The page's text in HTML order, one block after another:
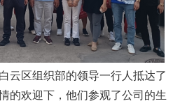
云区组织部的领导一行人抵达了
的欢迎下，他们参观了公司的生